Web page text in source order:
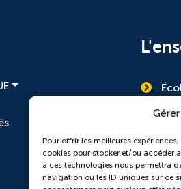
Pour offrir les meilleures
cookies pour stocker et/ou accéder
à ces technologies nous permettra
navigation ou les ID uniques sur ce